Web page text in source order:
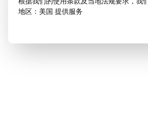
地区：美国 提供服务